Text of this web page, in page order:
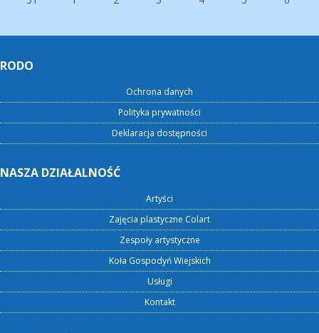
RODO
Ochrona danych
Polityka prywatności
Deklaracja dostępności
NASZA DZIAŁALNOŚĆ
Artyści
Zajęcia plastyczne Colart
Zespoły artystyczne
Koła Gospodyń Wiejskich
Usługi
Kontakt